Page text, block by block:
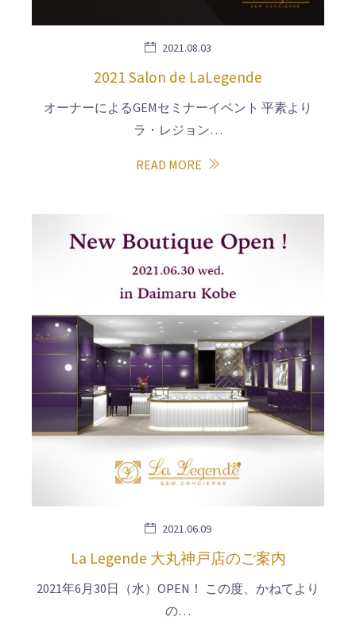
2021.08.03
2021 Salon de LaLegende
オーナーによるGEMセミナーイベント 平素より
ラ・レジョン…
READ MORE
2021.06.09
La Legende 大丸神戸店のご案内
2021年6月30日（水）OPEN！ この度、かねてより
の…